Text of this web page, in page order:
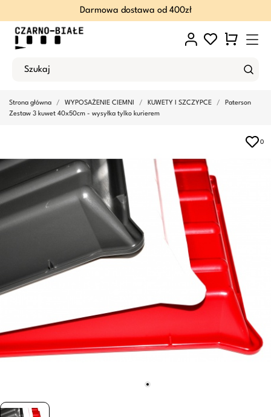
Darmowa dostawa od 400zł
Strona główna WYPOSAŻENIE CIEMNI KUWETY I SZCZYPCE
Paterson
Zestaw 3 kuwet 40x50cm - wysyłka tylko kurierem
0